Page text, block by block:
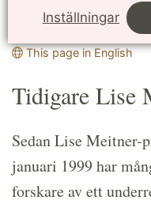
Inställningar
Jobba på LTH
Tidigare Lise Meitner-
This page in English
Tidigare Lise
Sedan Lise Meitner-
januari 1999 har
forskare av ett